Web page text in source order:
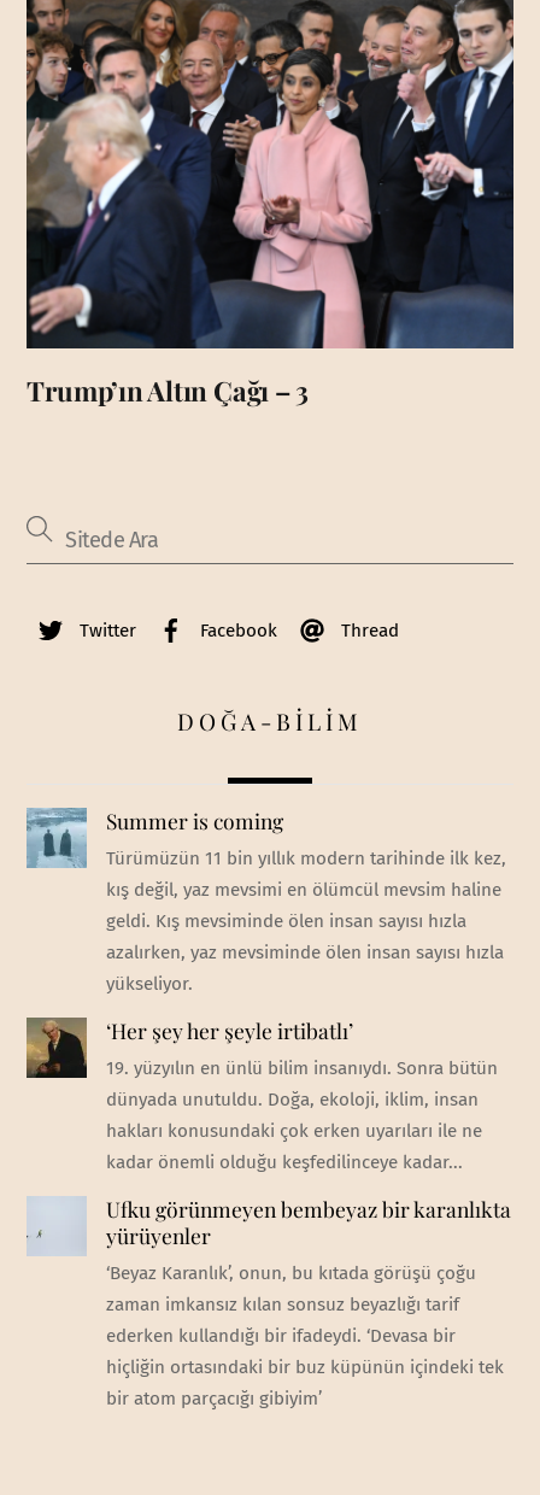
Trump’ın Altın Çağı – 3
Twitter Facebook Thread
DOĞA-BİLİM
Summer is coming
Türümüzün 11 bin yıllık modern tarihinde ilk kez,
kış değil, yaz mevsimi en ölümcül mevsim haline
geldi. Kış mevsiminde ölen insan sayısı hızla
azalırken, yaz mevsiminde ölen insan sayısı hızla
yükseliyor.
‘Her şey her şeyle irtibatlı’
19. yüzyılın en ünlü bilim insanıydı. Sonra bütün
dünyada unutuldu. Doğa, ekoloji, iklim, insan
hakları konusundaki çok erken uyarıları ile ne
kadar önemli olduğu keşfedilinceye kadar...
Ufku görünmeyen bembeyaz bir karanlıkta
yürüyenler
‘Beyaz Karanlık’, onun, bu kıtada görüşü çoğu
zaman imkansız kılan sonsuz beyazlığı tarif
ederken kullandığı bir ifadeydi. ‘Devasa bir
hiçliğin ortasındaki bir buz küpünün içindeki tek
bir atom parçacığı gibiyim’